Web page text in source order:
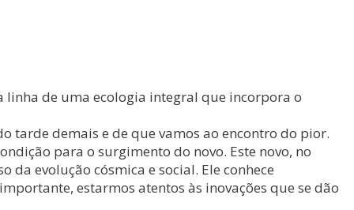
de uma ecologia integral que incorpora o
tarde demais e de que vamos ao encontro do pior.
para o surgimento do novo. Este novo, no
evolução cósmica e social. Ele conhece
estarmos atentos às inovações que se dão